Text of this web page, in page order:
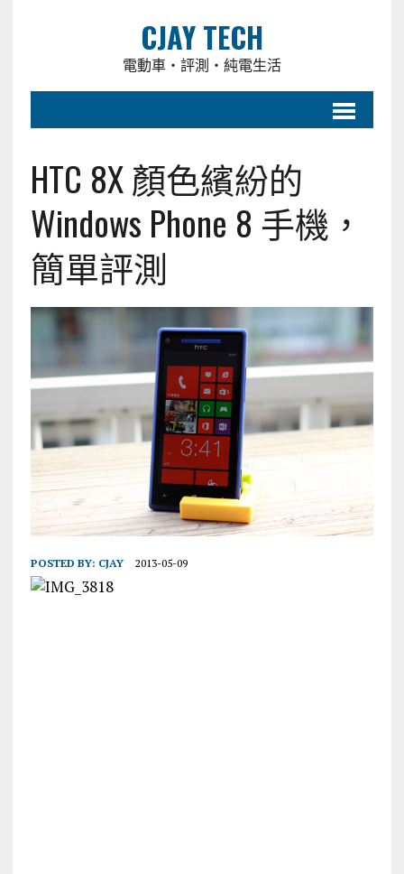
CJAY TECH
電動車・評測・純電生活
HTC 8X 顏色繽紛的
Windows Phone 8 手機，
簡單評測
POSTED BY: CJAY 2013-05-09